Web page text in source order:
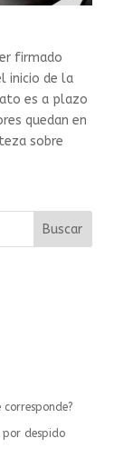
firmado
inicio de la
es a plazo
quedan en
sobre
Buscar
despido